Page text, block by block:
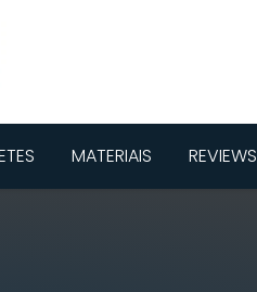
MATERIAIS REVIEWS